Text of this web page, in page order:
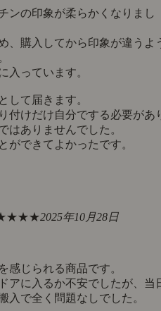
ンの印象が柔らかくなりまし
、購入してから印象が違うよ
入っています。
して届きます。
付けだけ自分でする必要があ
はありませんでした。
ができてよかったです。
2025年10月28日
感じられる商品です。
アに入るか不安でしたが、当
入で全く問題なしでした。